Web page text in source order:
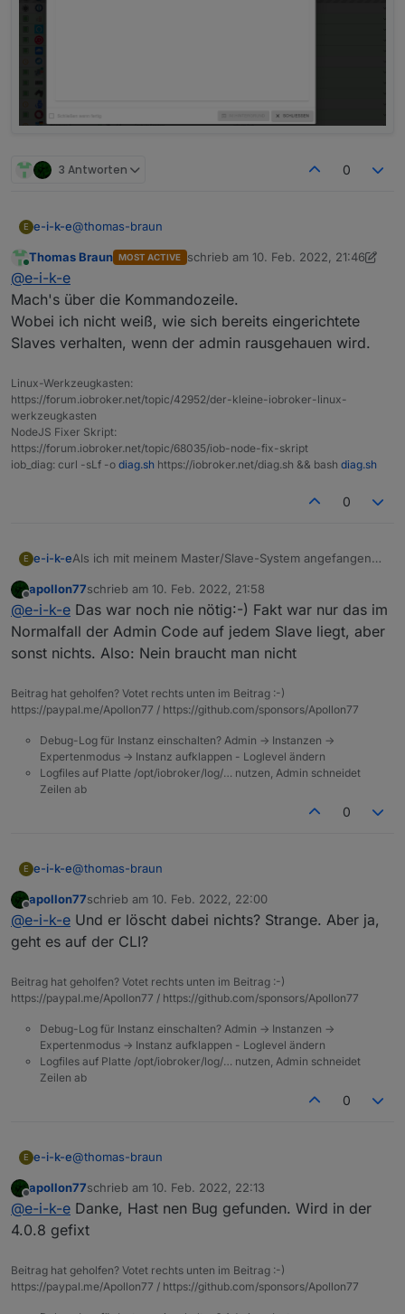
3 Antworten 0
E e-i-k-e@thomas-braun
Dauerschleife:
Online
Thomas Braun MOST ACTIVE schrieb am 10. Feb. 2022, 21:46
zuletzt editiert von Thomas Braun
@e-i-k-e
Mach's über die Kommandozeile.
Wobei ich nicht weiß, wie sich bereits eingerichtete
Slaves verhalten, wenn der admin rausgehauen wird.
Linux-Werkzeugkasten:
https://forum.iobroker.net/topic/42952/der-kleine-iobroker-linux-
werkzeugkasten
NodeJS Fixer Skript:
https://forum.iobroker.net/topic/68035/iob-node-fix-skript
iob_diag: curl -sLf -o diag.sh https://iobroker.net/diag.sh && bash diag.sh
0
E e-i-k-eAls ich mit meinem Master/Slave-System angefangen
Adapter zu installieren.
Ist dies immer noch nötig?
Offline
apollon77schrieb am 10. Feb. 2022, 21:58
zuletzt editiert von
@e-i-k-e Das war noch nie nötig:-) Fakt war nur das im
Normalfall der Admin Code auf jedem Slave liegt, aber
sonst nichts. Also: Nein braucht man nicht
Beitrag hat geholfen? Votet rechts unten im Beitrag :-)
https://paypal.me/Apollon77 / https://github.com/sponsors/Apollon77
Debug-Log für Instanz einschalten? Admin -> Instanzen ->
Expertenmodus -> Instanz aufklappen - Loglevel ändern
Logfiles auf Platte /opt/iobroker/log/… nutzen, Admin schneidet
Zeilen ab
0
E e-i-k-e@thomas-braun
Dauerschleife:
Offline
apollon77schrieb am 10. Feb. 2022, 22:00
zuletzt editiert von
@e-i-k-e Und er löscht dabei nichts? Strange. Aber ja,
geht es auf der CLI?
Beitrag hat geholfen? Votet rechts unten im Beitrag :-)
https://paypal.me/Apollon77 / https://github.com/sponsors/Apollon77
Debug-Log für Instanz einschalten? Admin -> Instanzen ->
Expertenmodus -> Instanz aufklappen - Loglevel ändern
Logfiles auf Platte /opt/iobroker/log/… nutzen, Admin schneidet
Zeilen ab
0
E e-i-k-e@thomas-braun
Dauerschleife:
Offline
apollon77schrieb am 10. Feb. 2022, 22:13
zuletzt editiert von
@e-i-k-e Danke, Hast nen Bug gefunden. Wird in der
4.0.8 gefixt
Beitrag hat geholfen? Votet rechts unten im Beitrag :-)
https://paypal.me/Apollon77 / https://github.com/sponsors/Apollon77